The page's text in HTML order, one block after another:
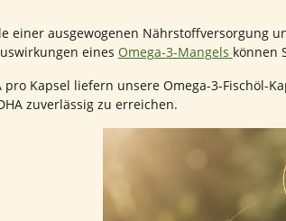
einer ausgewogenen Nährstoffversorgung
eines Omega-3-Mangels können
pro Kapsel liefern unsere Omega-3-
zuverlässig zu erreichen.